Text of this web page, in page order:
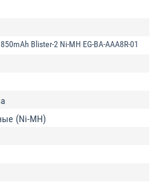
Blister-2 Ni-MH EG-BA-AAA8R-01
(Ni-MH)